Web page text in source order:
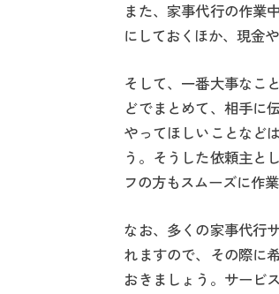
また、家事代行の作業
にしておくほか、現金
そして、一番大事なこ
どでまとめて、相手に
やってほしいことなど
う。そうした依頼主と
フの方もスムーズに作
なお、多くの家事代行
れますので、その際に
おきましょう。サービ